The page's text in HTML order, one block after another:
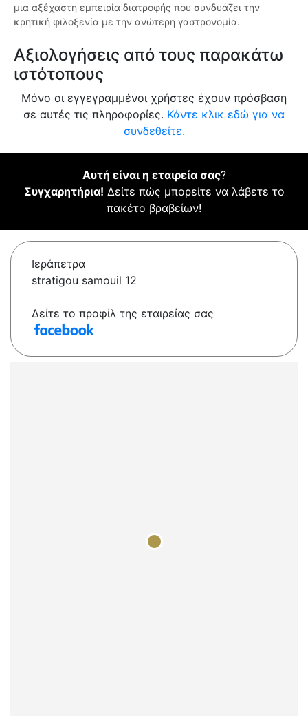
μια αξέχαστη εμπειρία διατροφής που συνδυάζει την
κρητική φιλοξενία με την ανώτερη γαστρονομία.
Αξιολογήσεις από τους παρακάτω
ιστότοπους
Μόνο οι εγγεγραμμένοι χρήστες έχουν πρόσβαση
σε αυτές τις πληροφορίες. Κάντε κλικ εδώ για να
συνδεθείτε.
Αυτή είναι η εταιρεία σας?
Συγχαρητήρια! Δείτε πώς μπορείτε να λάβετε το
πακέτο βραβείων!
Ιεράπετρα
stratigou samouil 12
Δείτε το προφίλ της εταιρείας σας